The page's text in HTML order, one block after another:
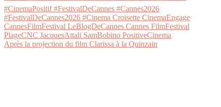
Après la projection du film Clarissa à la Quinzain